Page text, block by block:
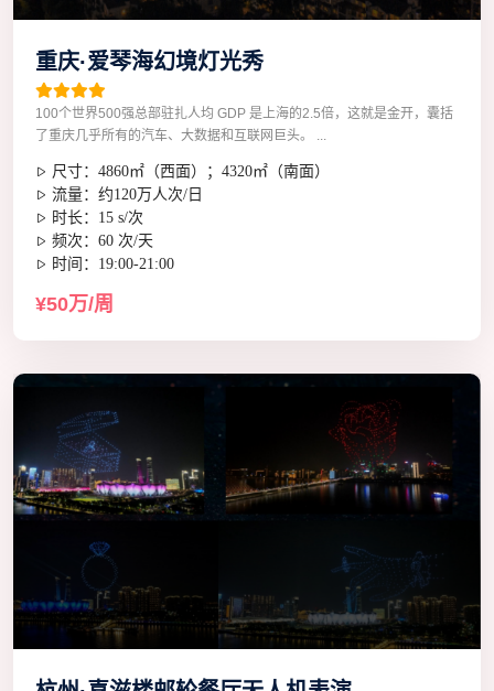
重庆·爱琴海幻境灯光秀
100个世界500强总部驻扎人均 GDP 是上海的2.5倍，这就是金开，囊括
了重庆几乎所有的汽车、大数据和互联网巨头。 ...
尺寸：4860㎡（西面）；4320㎡（南面）
流量：约120万人次/日
时长：15 s/次
频次：60 次/天
时间：19:00-21:00
¥50万/周